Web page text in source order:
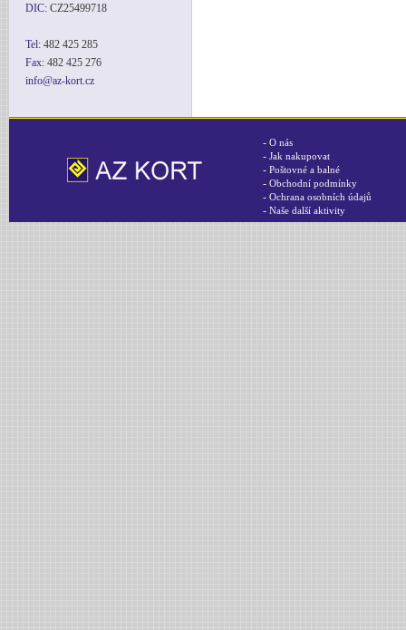
DIC: CZ25499718
Tel: 482 425 285
Fax: 482 425 276
info@az-kort.cz
- O nás
- Jak nakupovat
- Poštovné a balné
- Obchodní podmínky
- Ochrana osobních údajů
- Naše další aktivity